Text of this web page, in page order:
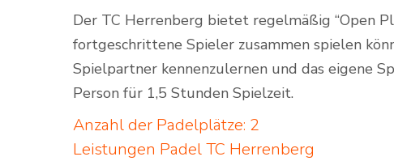
Der TC Herrenberg bietet regelmäßig “Open
fortgeschrittene Spieler zusammen spielen
Spielpartner kennenzulernen und das eigene
Person für 1,5 Stunden Spielzeit.
Anzahl der Padelplätze: 2
Leistungen Padel TC Herrenberg